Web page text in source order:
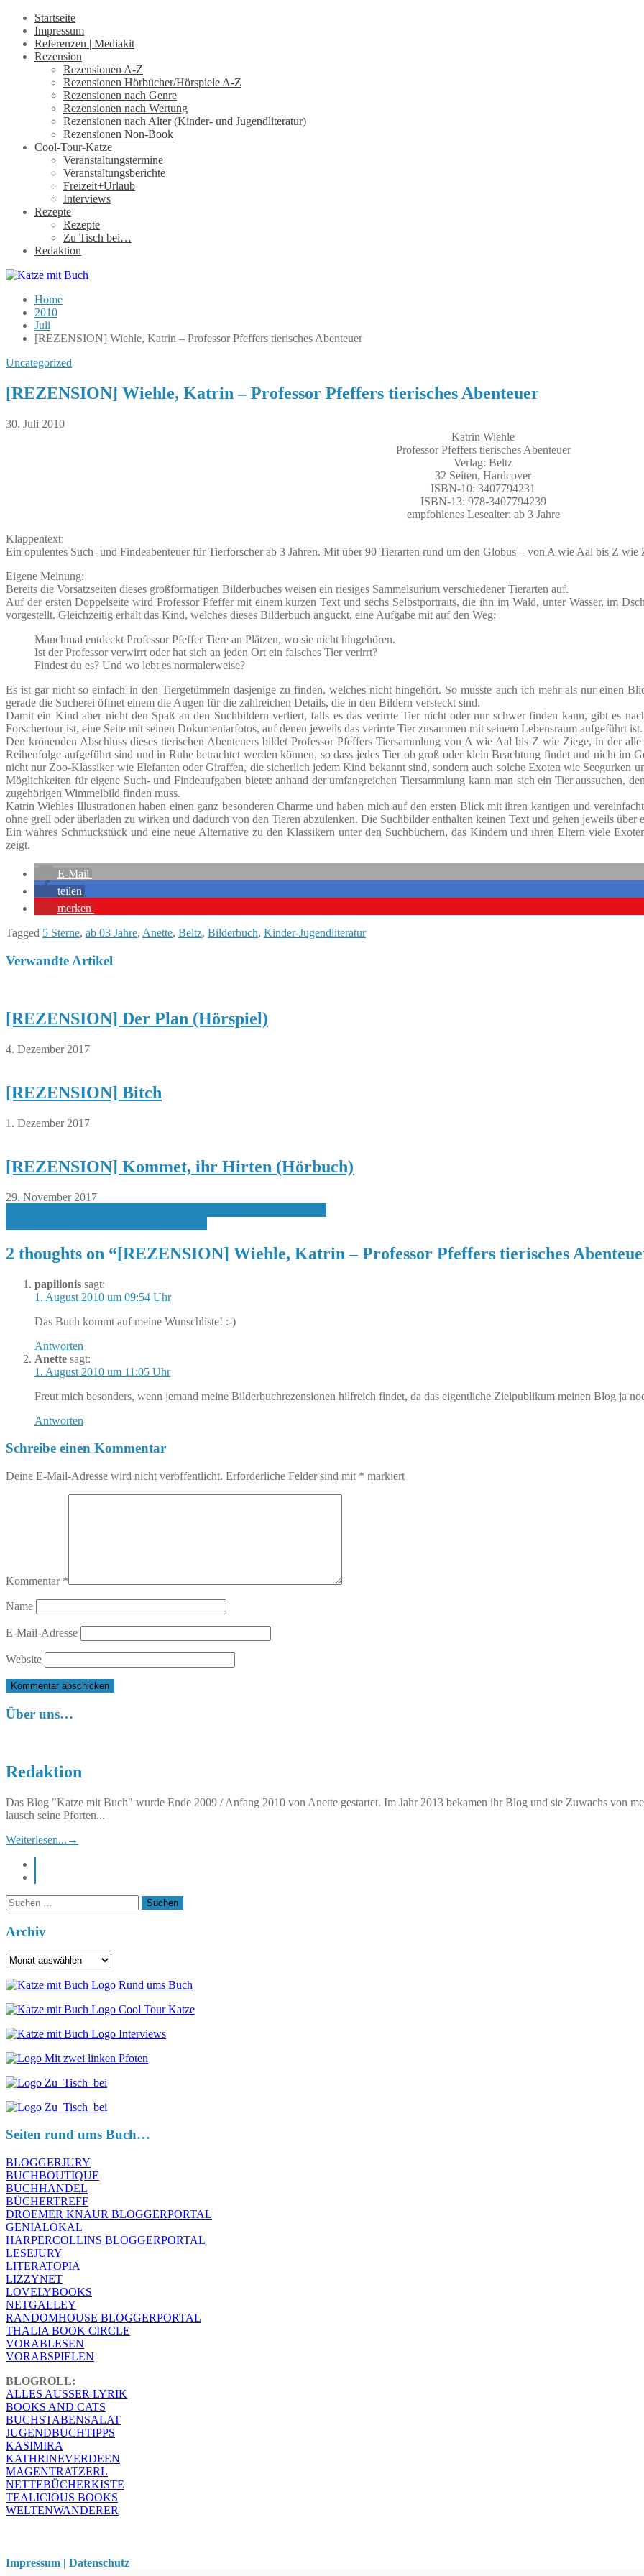
Startseite
Impressum
Referenzen | Mediakit
Rezension
Rezensionen A-Z
Rezensionen Hörbücher/Hörspiele A-Z
Rezensionen nach Genre
Rezensionen nach Wertung
Rezensionen nach Alter (Kinder- und Jugendliteratur)
Rezensionen Non-Book
Cool-Tour-Katze
Veranstaltungstermine
Veranstaltungsberichte
Freizeit+Urlaub
Interviews
Rezepte
Rezepte
Zu Tisch bei…
Redaktion
Home
2010
Juli
[REZENSION] Wiehle, Katrin – Professor Pfeffers tierisches Abenteuer
Uncategorized
[REZENSION] Wiehle, Katrin – Professor Pfeffers tierisches Abenteuer
30. Juli 2010
Katrin Wiehle
Professor Pfeffers tierisches Abenteuer
Verlag: Beltz
32 Seiten, Hardcover
ISBN-10: 3407794231
ISBN-13: 978-3407794239
empfohlenes Lesealter: ab 3 Jahre
Klappentext:
Ein opulentes Such- und Findeabenteuer für Tierforscher ab 3 Jahren. Mit über 90 Tierarten rund um den Globus – von A wie Aal bis Z wie
Eigene Meinung:
Bereits die Vorsatzseiten dieses großformatigen Bilderbuches weisen ein riesiges Sammelsurium verschiedener Tierarten auf.
Auf der ersten Doppelseite wird Professor Pfeffer mit einem kurzen Text und sechs Selbstportraits, die ihn im Wald, unter Wasser, im
vorgestellt. Gleichzeitig erhält das Kind, welches dieses Bilderbuch anguckt, eine Aufgabe mit auf den Weg:
Manchmal entdeckt Professor Pfeffer Tiere an Plätzen, wo sie nicht hingehören.
Ist der Professor verwirrt oder hat sich an jeden Ort ein falsches Tier verirrt?
Findest du es? Und wo lebt es normalerweise?
Es ist gar nicht so einfach in den Tiergetümmeln dasjenige zu finden, welches nicht hingehört. So musste auch ich mehr als nur einen
gerade die Sucherei öffnet einem die Augen für die zahlreichen Details, die in den Bildern versteckt sind.
Damit ein Kind aber nicht den Spaß an den Suchbildern verliert, falls es das verirrte Tier nicht oder nur schwer finden kann, gibt es
Forschertour ist, eine Seite mit seinen Dokumentarfotos, auf denen jeweils das verirrte Tier zusammen mit seinem Lebensraum aufgeführt ist.
Den krönenden Abschluss dieses tierischen Abenteuers bildet Professor Pfeffers Tiersammlung von A wie Aal bis Z wie Ziege, in der
Reihenfolge aufgeführt sind und in Ruhe betrachtet werden können, so dass jedes Tier ob groß oder klein Beachtung findet und nicht im
nicht nur Zoo-Klassiker wie Elefanten oder Giraffen, die sicherlich jedem Kind bekannt sind, sondern auch solche Exoten wie Seegurken
Möglichkeiten für eigene Such- und Findeaufgaben bietet: anhand der umfangreichen Tiersammlung kann man sich ein Tier aussuchen,
zugehörigen Wimmelbild finden muss.
Katrin Wiehles Illustrationen haben einen ganz besonderen Charme und haben mich auf den ersten Blick mit ihren kantigen und
ohne grell oder überladen zu wirken und dadurch von den Tieren abzulenken. Die Suchbilder enthalten keinen Text und gehen jeweils über
Ein wahres Schmuckstück und eine neue Alternative zu den Klassikern unter den Suchbüchern, das Kindern und ihren Eltern viele
zeigt.
E-Mail
teilen
merken
Tagged 5 Sterne, ab 03 Jahre, Anette, Beltz, Bilderbuch, Kinder-Jugendliteratur
Verwandte Artikel
[REZENSION] Der Plan (Hörspiel)
4. Dezember 2017
[REZENSION] Bitch
1. Dezember 2017
[REZENSION] Kommet, ihr Hirten (Hörbuch)
29. November 2017
2 thoughts on “[REZENSION] Wiehle, Katrin – Professor Pfeffers tierisches
papilionis sagt:
1. August 2010 um 09:54 Uhr
Das Buch kommt auf meine Wunschliste! :-)
Antworten
Anette sagt:
1. August 2010 um 11:05 Uhr
Freut mich besonders, wenn jemand meine Bilderbuchrezensionen hilfreich findet, da das eigentliche Zielpublikum meinen Blog ja
Antworten
Schreibe einen Kommentar
Deine E-Mail-Adresse wird nicht veröffentlicht. Erforderliche Felder sind mit * markiert
Kommentar *
Name
E-Mail-Adresse
Website
Über uns…
Redaktion
Das Blog "Katze mit Buch" wurde Ende 2009 / Anfang 2010 von Anette gestartet. Im Jahr 2013 bekamen ihr Blog und sie Zuwachs von
lausch seine Pforten...
Weiterlesen... →
Suchen
nach:
Archiv
Archiv
Seiten rund ums Buch…
BLOGGERJURY
BUCHBOUTIQUE
BUCHHANDEL
BÜCHERTREFF
DROEMER KNAUR BLOGGERPORTAL
GENIALOKAL
HARPERCOLLINS BLOGGERPORTAL
LESEJURY
LITERATOPIA
LIZZYNET
LOVELYBOOKS
NETGALLEY
RANDOMHOUSE BLOGGERPORTAL
THALIA BOOK CIRCLE
VORABLESEN
VORABSPIELEN
BLOGROLL:
ALLES AUSSER LYRIK
BOOKS AND CATS
BUCHSTABENSALAT
JUGENDBUCHTIPPS
KASIMIRA
KATHRINEVERDEEN
MAGENTRATZERL
NETTEBÜCHERKISTE
TEALICIOUS BOOKS
WELTENWANDERER
Impressum | Datenschutz